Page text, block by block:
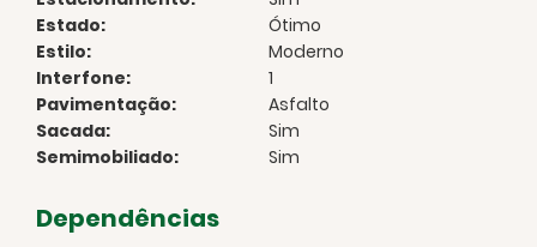
Estado:
Ótimo
Estilo:
Moderno
Interfone:
1
Pavimentação:
Asfalto
Sacada:
Sim
Semimobiliado:
Sim
Dependências